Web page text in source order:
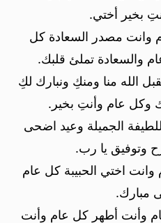
بخير أختي.
وانت مصدر السعادة كل
والسعادة تملئ قلبك.
الله منا ومنكِ ونبارك لكِ
وكل عام وأنتِ بخير.
الجميلة وعيد اضحى
وتوفيق يا رب.
وانت اختي الحبيبة كل عام
مبارك.
وأنت أطهر كل عام وأنت